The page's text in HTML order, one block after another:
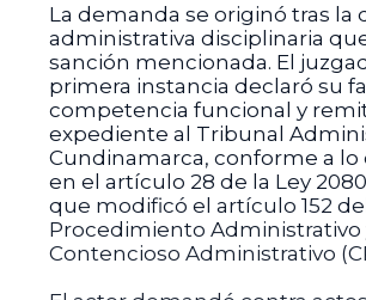
La demanda se originó tras la
administrativa disciplinaria
sanción mencionada. El
primera instancia declaró su
competencia funcional y
expediente al Tribunal
Cundinamarca, conforme a lo
en el artículo 28 de la Ley 2080
que modificó el artículo 152
Procedimiento Administrativo
Contencioso Administrativo